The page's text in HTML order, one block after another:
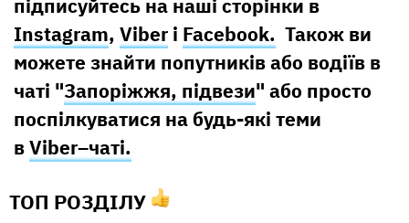
підписуйтесь на наші сторінки в
Instagram, Viber і Facebook. Також ви
можете знайти попутників або водіїв в
чаті "Запоріжжя, підвези" або просто
поспілкуватися на будь-які теми
вViber–чаті.
ТОП РОЗДІЛУ